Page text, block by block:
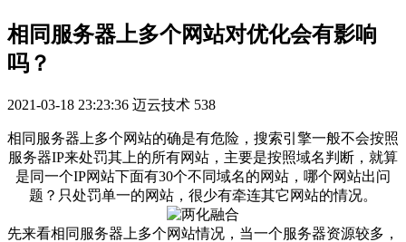
相同服务器上多个网站对优化会有影响
吗？
2021-03-18 23:23:36 迈云技术 538
相同服务器上多个网站的确是有危险，搜索引擎一般不会按照
服务器IP来处罚其上的所有网站，主要是按照域名判断，就算
是同一个IP网站下面有30个不同域名的网站，哪个网站出问
题？只处罚单一的网站，很少有牵连其它网站的情况。
先来看相同服务器上多个网站情况，当一个服务器资源较多，